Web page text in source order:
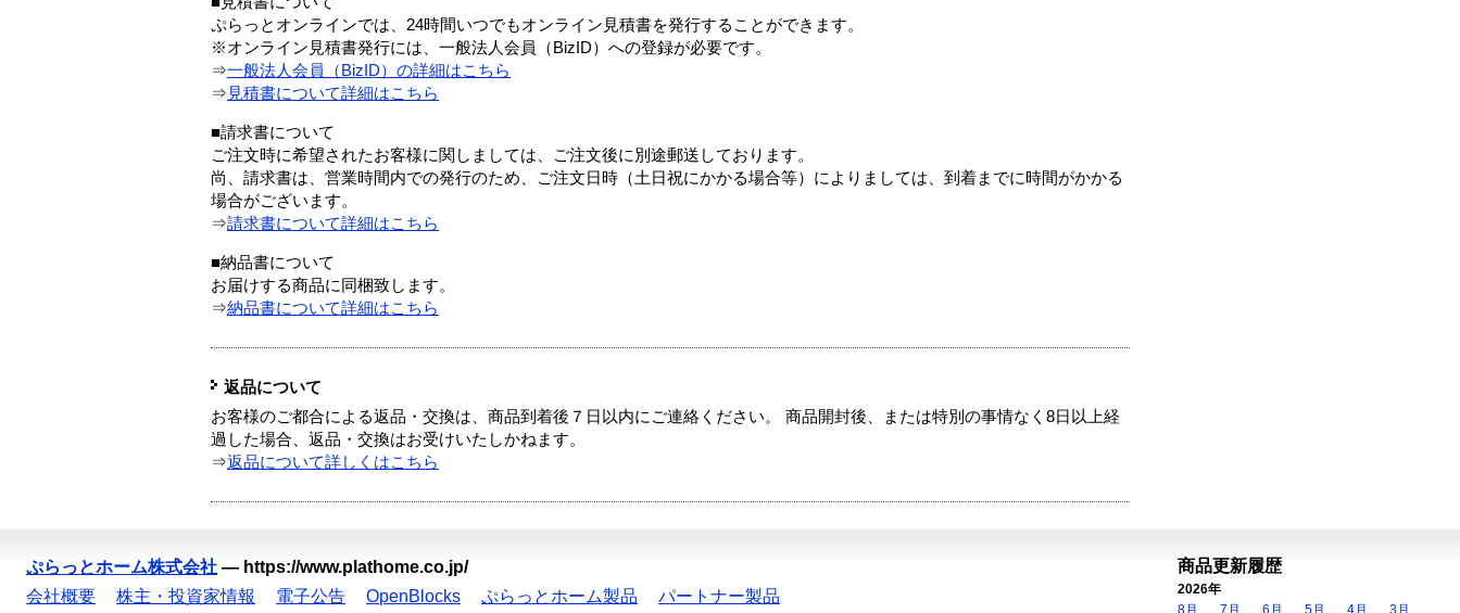
ぷらっとオンラインでは、24時間いつでもオンライン見積書を発行することができます。
※オンライン見積書発行には、一般法人会員（BizID）への登録が必要です。
⇒一般法人会員（BizID）の詳細はこちら
⇒ 見積書について詳細はこちら
■請求書について
ご注文時に希望されたお客様に関しましては、ご注文後に別途郵送しております。
尚、請求書は、営業時間内での発行のため、ご注文日時（土日祝にかかる場合等）によりましては、到着までに時間がかかる
場合がございます。
⇒請求書について詳細はこちら
■納品書について
お届けする商品に同梱致します。
⇒納品書について詳細はこちら
返品について
お客様のご都合による返品・交換は、商品到着後７日以内にご連絡ください。 商品開封後、または特別の事情なく8日以上経
過した場合、返品・交換はお受けいたしかねます。
⇒返品について詳しくはこちら
ぷらっとホーム株式会社 — https://www.plathome.co.jp/
会社概要
株主・投資家情報 電子公告 OpenBlocks ぷらっとホーム製品 パートナー製品
商品更新履歴
2026年